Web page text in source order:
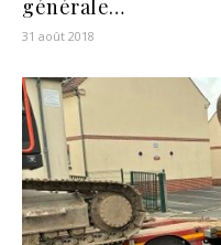
générale…
31 août 2018